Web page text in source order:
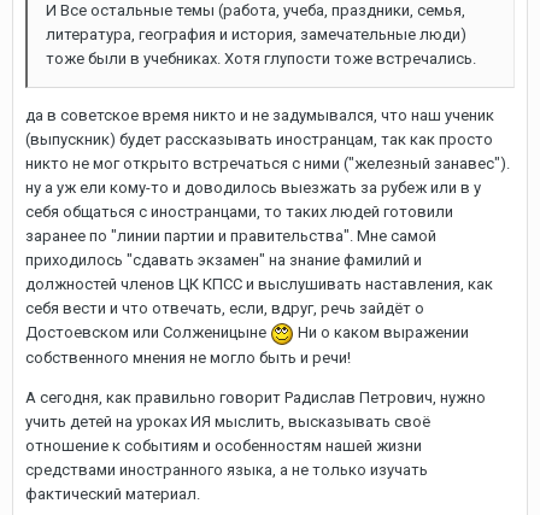
И Все остальные темы (работа, учеба, праздники, семья,
литература, география и история, замечательные люди)
тоже были в учебниках. Хотя глупости тоже встречались.
да в советское время никто и не задумывался, что наш ученик
(выпускник) будет рассказывать иностранцам, так как просто
никто не мог открыто встречаться с ними ("железный занавес").
ну а уж ели кому-то и доводилось выезжать за рубеж или в у
себя общаться с иностранцами, то таких людей готовили
заранее по "линии партии и правительства". Мне самой
приходилось "сдавать экзамен" на знание фамилий и
должностей членов ЦК КПСС и выслушивать наставления, как
себя вести и что отвечать, если, вдруг, речь зайдёт о
Достоевском или Солженицыне
Ни о каком выражении
собственного мнения не могло быть и речи!
А сегодня, как правильно говорит Радислав Петрович, нужно
учить детей на уроках ИЯ мыслить, высказывать своё
отношение к событиям и особенностям нашей жизни
средствами иностранного языка, а не только изучать
фактический материал.